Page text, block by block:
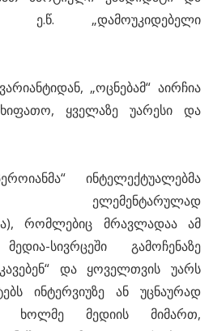
ე.წ. „დამოუკიდებელი
„ოცნებამ“ აირჩია
ყველაზე უარესი და
ინტელექტუალებმა
ელემენტარულად
რომლებიც მრავლადაა ამ
სივრცეში გამოჩენაზე
და ყოველთვის უარს
ინტერვიუზე ან უცნაურად
ხოლმე მედიის მიმართ,